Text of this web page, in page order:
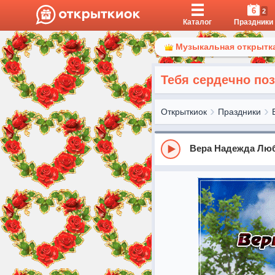
Каталог
6 2
Праздники
Музыкальная
Тебя сердечно
Открыткиок Праздники
Вера Надежда